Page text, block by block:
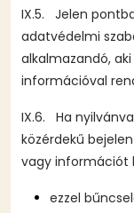
IX.5. Jelen
adatvédelmi
alkalmazandó,
információval
IX.6. Ha
közérdekű
vagy információt
ezzel